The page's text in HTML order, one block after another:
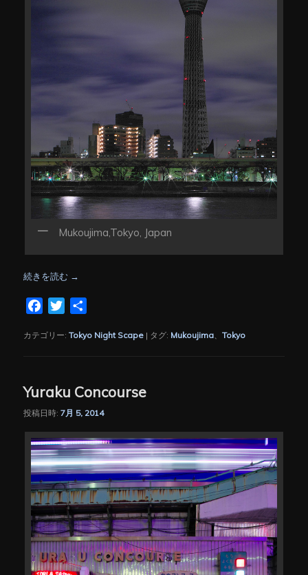
Mukoujima,Tokyo, Japan
続きを読む →
FacebookTwitter
カテゴリー: Tokyo Night Scape | タグ: Mukoujima 、Tokyo
Yuraku Concourse
投稿日時:7月 5, 2014